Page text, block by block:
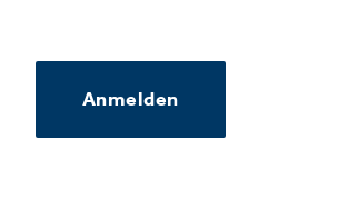
Anmelden